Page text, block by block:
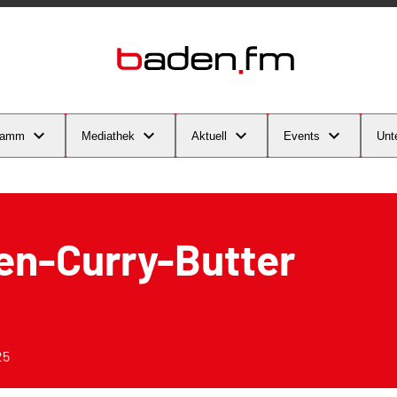
Mediathek Aktuell Events
Curry-Butter